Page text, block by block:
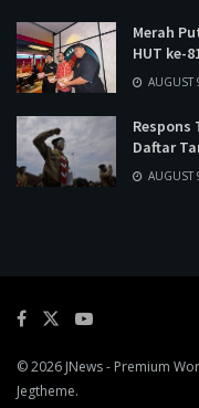
Merah
HUT ke-
AUGUST
Respons
Daftar
AUGUST
© 2026 JNews- Premium
Jegtheme.